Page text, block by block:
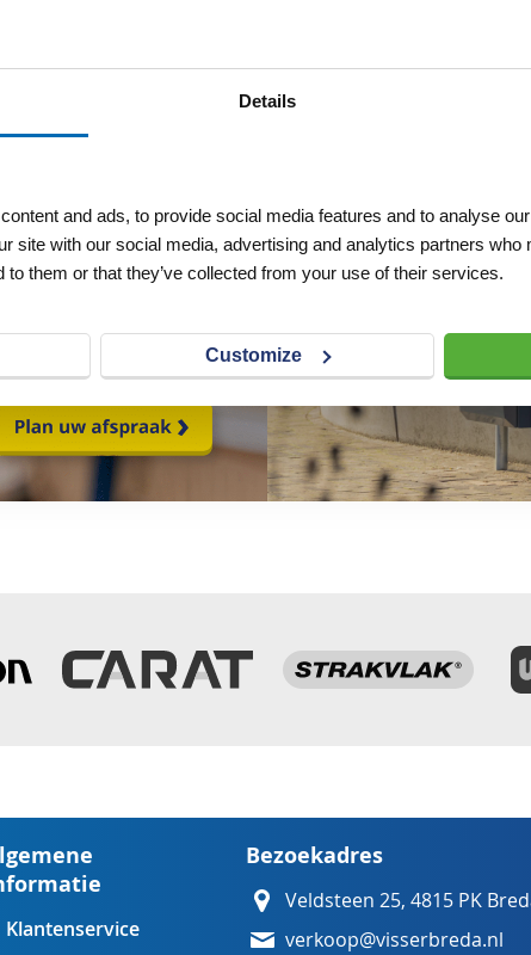
Details
and ads, to provide social media features and to analyse
site with our social media, advertising and analytics partners who
to them or that they’ve collected from your use of their services.
Customize
Klantenservice
Bezoekadres
Veldsteen 25, 4815 PK
verkoop@visserbreda.nl